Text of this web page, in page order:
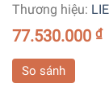
Thương hiệu:
77.530.000 ₫
So sánh